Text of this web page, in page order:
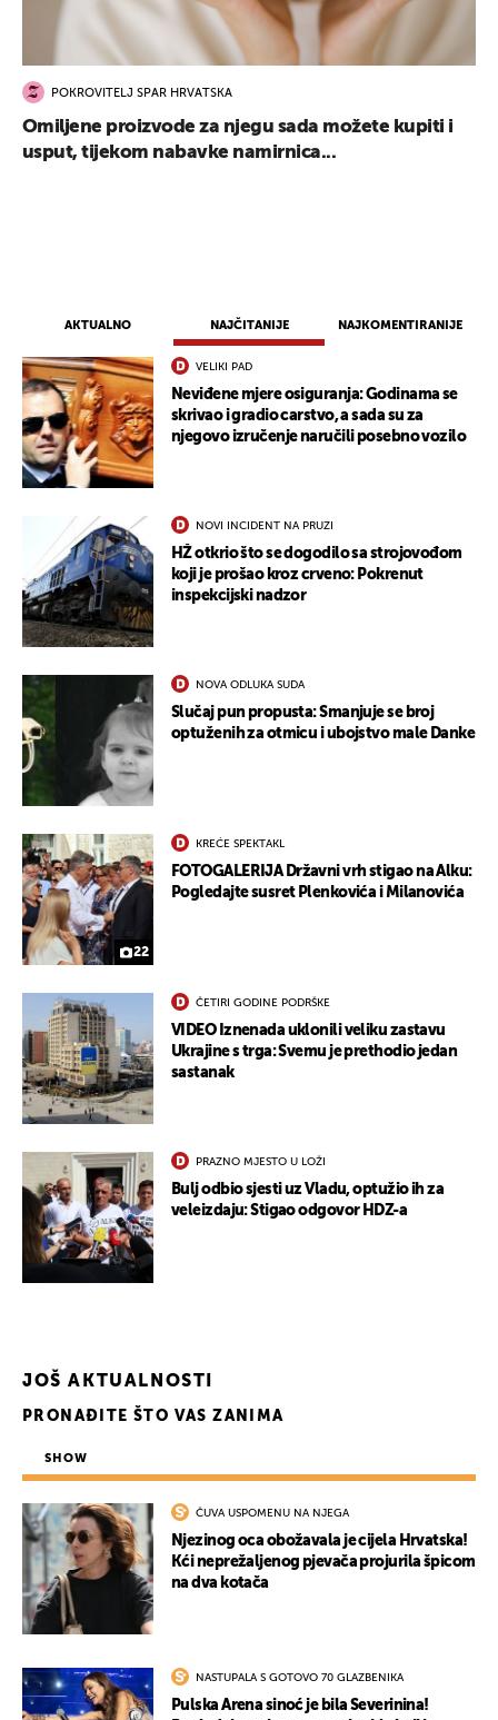
AKTUALNO NAJČITANIJE NAJKOMENTIRANIJE
VELIKI PAD
Neviđene mjere osiguranja: Godinama se
skrivao i gradio carstvo, a sada su za
njegovo izručenje naručili posebno vozilo
NOVI INCIDENT NA PRUZI
HŽ otkrio što se dogodilo sa strojovođom
koji je prošao kroz crveno: Pokrenut
inspekcijski nadzor
NOVA ODLUKA SUDA
Slučaj pun propusta: Smanjuje se broj
optuženih za otmicu i ubojstvo male Danke
22
KREĆE SPEKTAKL
FOTOGALERIJA Državni vrh stigao na Alku:
Pogledajte susret Plenkovića i Milanovića
ČETIRI GODINE PODRŠKE
VIDEO Iznenada uklonili veliku zastavu
Ukrajine s trga: Svemu je prethodio jedan
sastanak
PRAZNO MJESTO U LOŽI
Bulj odbio sjesti uz Vladu, optužio ih za
veleizdaju: Stigao odgovor HDZ-a
JOŠ AKTUALNOSTI
POKROVITELJ SPAR HRVATSKA
Omiljene proizvode za njegu sada možete kupiti i
usput, tijekom nabavke namirnica...
PRONAĐITE ŠTO VAS ZANIMA
SHOW
ČUVA USPOMENU NA NJEGA
Njezinog oca obožavala je cijela Hrvatska!
Kći neprežaljenog pjevača projurila špicom
na dva kotača
NASTUPALA S GOTOVO 70 GLAZBENIKA
Pulska Arena sinoć je bila Severinina!